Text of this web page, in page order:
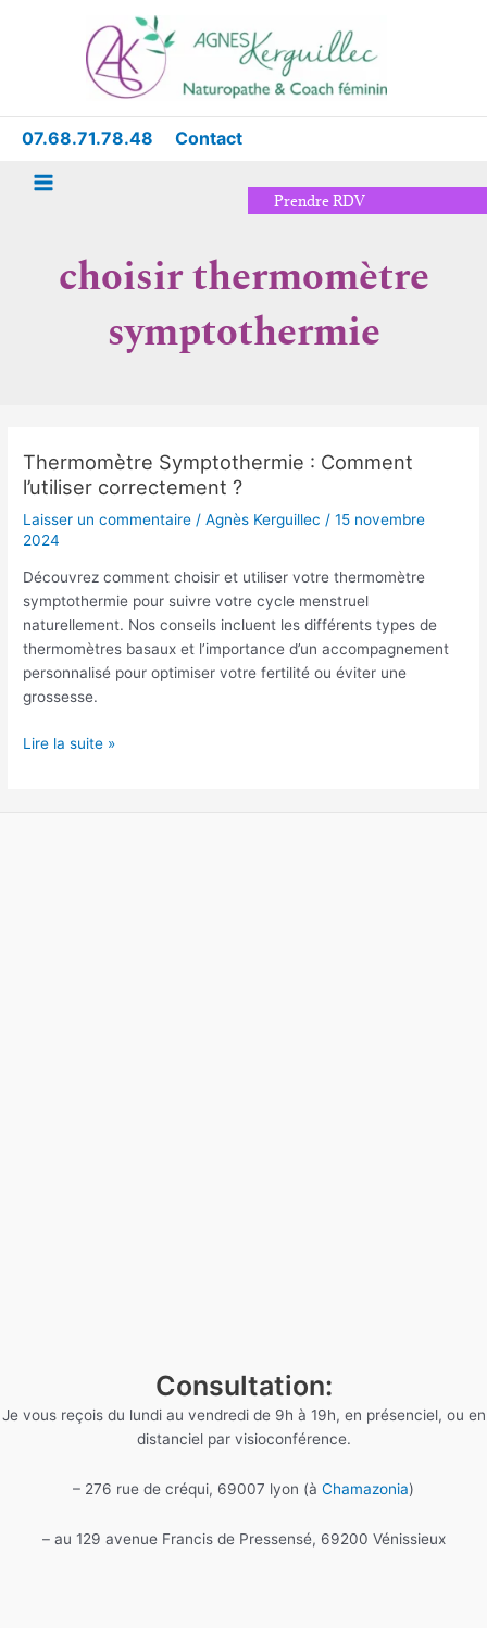
07.68.71.78.48 Contact
Menu
Prendre RDV
choisir thermomètre
symptothermie
Thermomètre Symptothermie : Comment
l’utiliser correctement ?
Laisser un commentaire /Agnès Kerguillec /15 novembre
2024
Découvrez comment choisir et utiliser votre thermomètre
symptothermie pour suivre votre cycle menstruel
naturellement. Nos conseils incluent les différents types de
thermomètres basaux et l’importance d’un accompagnement
personnalisé pour optimiser votre fertilité ou éviter une
grossesse.
Thermomètre
Symptothermie
Comment
correctement
?
Lire la suite »
Consultation:
Je vous reçois du lundi au vendredi de 9h à 19h, en présenciel, ou en
distanciel par visioconférence.
– 276 rue de créqui, 69007 lyon (à Chamazonia)
– au 129 avenue Francis de Pressensé, 69200 Vénissieux